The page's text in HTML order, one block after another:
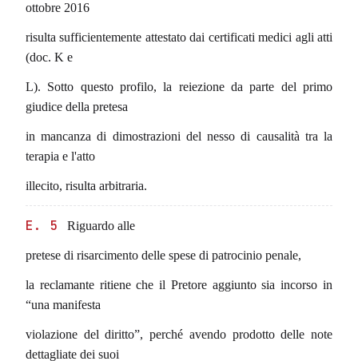
ottobre 2016
risulta sufficientemente attestato dai certificati medici agli atti
(doc. K e
L). Sotto questo profilo, la reiezione da parte del primo
giudice della pretesa
in mancanza di dimostrazioni del nesso di causalità tra la
terapia e l'atto
illecito, risulta arbitraria.
E. 5 Riguardo alle
pretese di risarcimento delle spese di patrocinio penale,
la reclamante ritiene che il Pretore aggiunto sia incorso in
“una manifesta
violazione del diritto”, perché avendo prodotto delle note
dettagliate dei suoi